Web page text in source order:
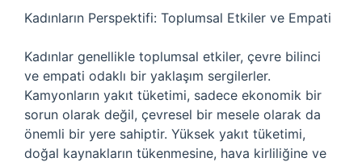
Kadınların Perspektifi: Toplumsal Etkiler ve Empati
Kadınlar genellikle toplumsal etkiler, çevre bilinci
ve empati odaklı bir yaklaşım sergilerler.
Kamyonların yakıt tüketimi, sadece ekonomik bir
sorun olarak değil, çevresel bir mesele olarak da
önemli bir yere sahiptir. Yüksek yakıt tüketimi,
doğal kaynakların tükenmesine, hava kirliliğine ve